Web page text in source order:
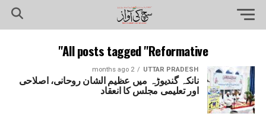
All posts tagged "Reformative"
UTTAR PRADESH
2 months ago
نانکہ گندیوڑہ میں عظیم الشان روحانی، اصلاحی
اور تعلیمی مجلس کا انعقاد